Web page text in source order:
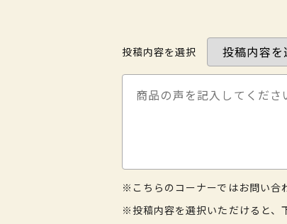
投稿内容を選択
※こちらのコーナーではお問い合
※投稿内容を選択いただけると、